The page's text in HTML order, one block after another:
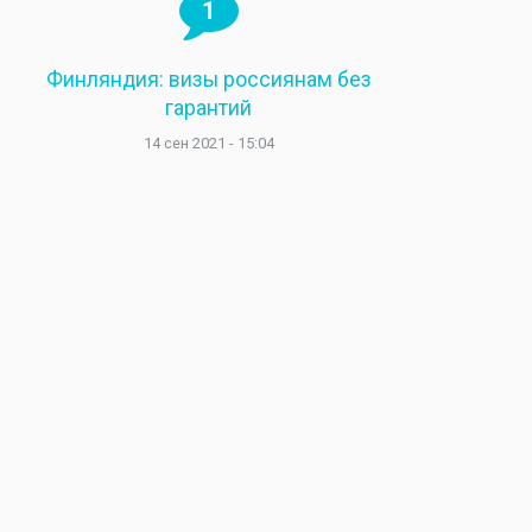
1
Финляндия: визы россиянам без
гарантий
14 сен 2021 - 15:04